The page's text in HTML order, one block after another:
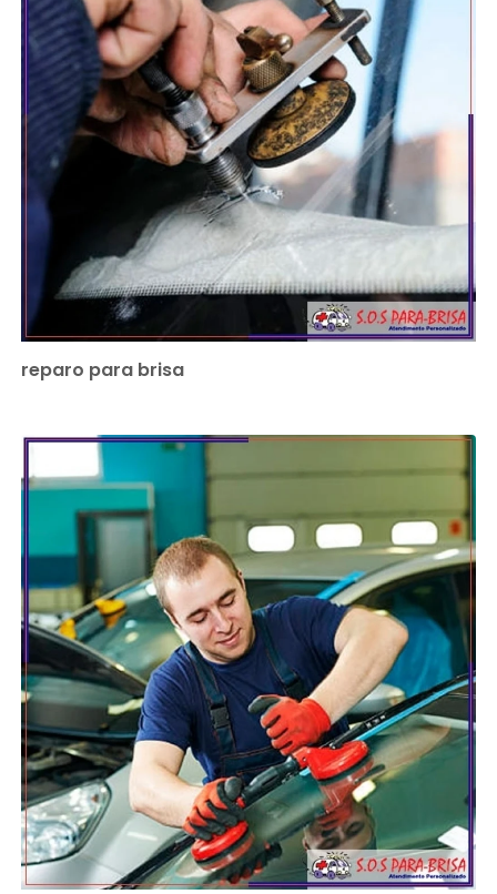
reparo para brisa